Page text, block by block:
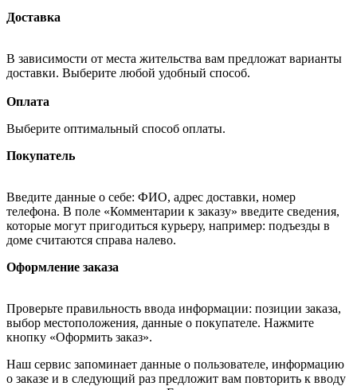
Доставка
В зависимости от места жительства вам предложат варианты
доставки. Выберите любой удобный способ.
Оплата
Выберите оптимальный способ оплаты.
Покупатель
Введите данные о себе: ФИО, адрес доставки, номер
телефона. В поле «Комментарии к заказу» введите сведения,
которые могут пригодиться курьеру, например: подъезды в
доме считаются справа налево.
Оформление заказа
Проверьте правильность ввода информации: позиции заказа,
выбор местоположения, данные о покупателе. Нажмите
кнопку «Оформить заказ».
Наш сервис запоминает данные о пользователе, информацию
о заказе и в следующий раз предложит вам повторить к вводу